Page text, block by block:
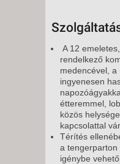
A 12
rendelkező
medencével,
ingyenesen
étteremmel,
közös
kapcsolattal
Térítés
a tengerparton
igénybe